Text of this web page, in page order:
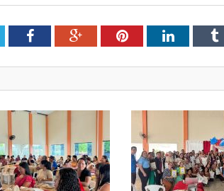
FacebookGoogle+PinterestLinkedIn